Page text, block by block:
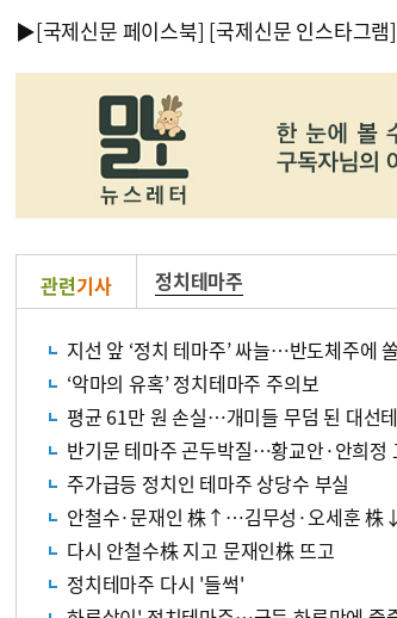
▶[국제신문 페이스북] [국제신문 인스타그램]
관련기사 정치테마주
지선 앞 ‘정치 테마주’ 싸늘…반도체주에
‘악마의 유혹’ 정치테마주 주의보
평균 61만 원 손실…개미들 무덤 된 대선
반기문 테마주 곤두박질…황교안·안희정
주가급등 정치인 테마주 상당수 부실
안철수·문재인 株↑…김무성·오세훈 株↓
다시 안철수株 지고 문재인株 뜨고
정치테마주 다시 '들썩'